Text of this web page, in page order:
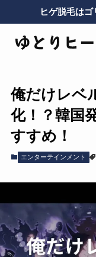
ヒゲ脱毛は
俺だけレベ
化！？韓国
すすめ！
エンターテインメント